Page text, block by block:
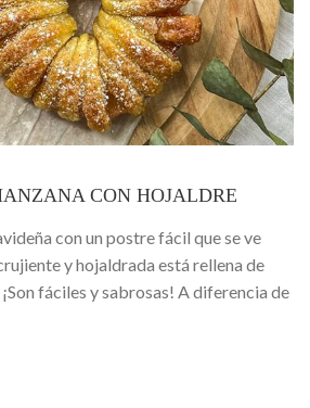
CON HOJALDRE
con un postre fácil que se ve
y hojaldrada está rellena de
fáciles y sabrosas! A diferencia de